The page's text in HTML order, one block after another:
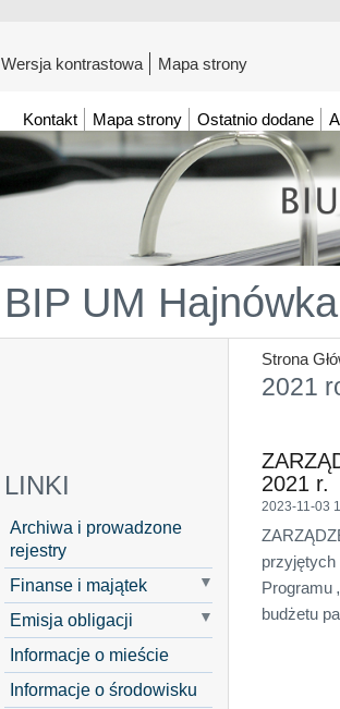
Wersja kontrastowa Mapa strony
Kontakt Mapa strony Ostatnio dodane
BIP UM Hajnówka
Strona
2021
LINKI
Archiwa i prowadzone
rejestry
Finanse i majątek
Emisja obligacji
Informacje o mieście
Informacje o środowisku
2021 r.
2023-11-03
Programu
budżetu